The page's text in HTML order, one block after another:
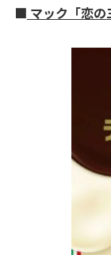
■ マック「恋の